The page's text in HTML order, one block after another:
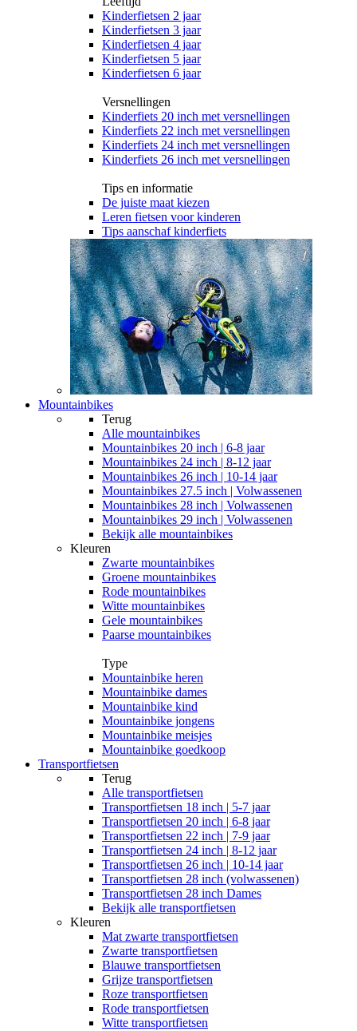
Kinderfietsen 2 jaar
Kinderfietsen 3 jaar
Kinderfietsen 4 jaar
Kinderfietsen 5 jaar
Kinderfietsen 6 jaar
Versnellingen
Kinderfiets 20 inch met versnellingen
Kinderfiets 22 inch met versnellingen
Kinderfiets 24 inch met versnellingen
Kinderfiets 26 inch met versnellingen
Tips en informatie
De juiste maat kiezen
Leren fietsen voor kinderen
Tips aanschaf kinderfiets
Mountainbikes
Terug
Alle mountainbikes
Mountainbikes 20 inch | 6-8 jaar
Mountainbikes 24 inch | 8-12 jaar
Mountainbikes 26 inch | 10-14 jaar
Mountainbikes 27.5 inch | Volwassenen
Mountainbikes 28 inch | Volwassenen
Mountainbikes 29 inch | Volwassenen
Bekijk alle mountainbikes
Kleuren
Zwarte mountainbikes
Groene mountainbikes
Rode mountainbikes
Witte mountainbikes
Gele mountainbikes
Paarse mountainbikes
Type
Mountainbike heren
Mountainbike dames
Mountainbike kind
Mountainbike jongens
Mountainbike meisjes
Mountainbike goedkoop
Transportfietsen
Terug
Alle transportfietsen
Transportfietsen 18 inch | 5-7 jaar
Transportfietsen 20 inch | 6-8 jaar
Transportfietsen 22 inch | 7-9 jaar
Transportfietsen 24 inch | 8-12 jaar
Transportfietsen 26 inch | 10-14 jaar
Transportfietsen 28 inch (volwassenen)
Transportfietsen 28 inch Dames
Bekijk alle transportfietsen
Kleuren
Mat zwarte transportfietsen
Zwarte transportfietsen
Blauwe transportfietsen
Grijze transportfietsen
Roze transportfietsen
Rode transportfietsen
Witte transportfietsen